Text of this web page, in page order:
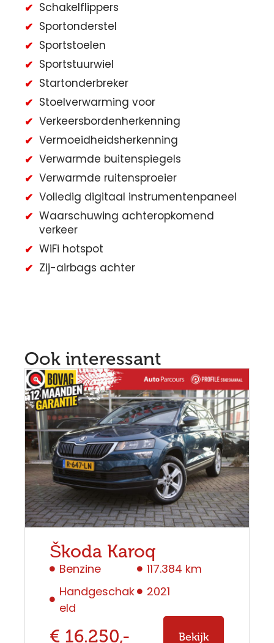
Schakelflippers
Sportonderstel
Sportstoelen
Sportstuurwiel
Startonderbreker
Stoelverwarming voor
Verkeersbordenherkenning
Vermoeidheidsherkenning
Verwarmde buitenspiegels
Verwarmde ruitensproeier
Volledig digitaal instrumentenpaneel
Waarschuwing achteropkomend
verkeer
WiFi hotspot
Zij-airbags achter
Ook interessant
Škoda Karoq
Benzine
Handgeschak
eld
117.384 km
2021
€ 16.250,- Bekijk